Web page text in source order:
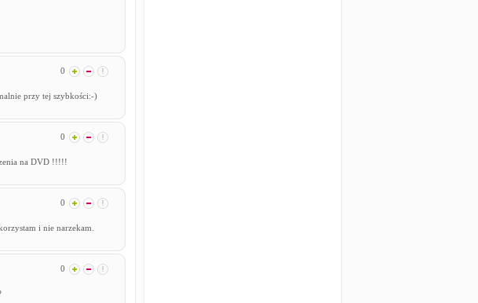
0
przy tej szybkości:-)
0
na DVD !!!!!
0
i nie narzekam.
0